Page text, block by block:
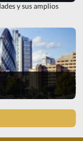
y sus amplios